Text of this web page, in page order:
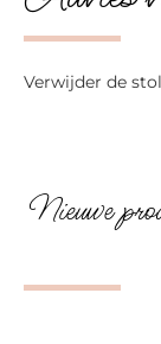
Verwijder de
Nieuwe